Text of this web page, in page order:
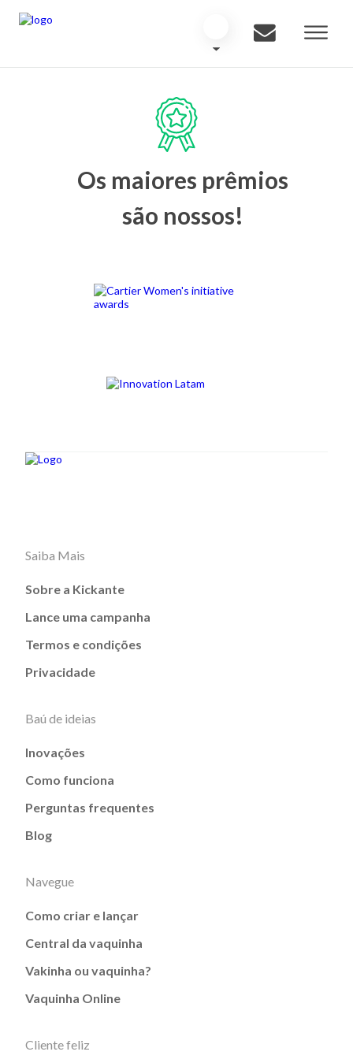
Os maiores prêmios
são nossos!
Saiba Mais
Sobre a Kickante
Lance uma campanha
Termos e condições
Privacidade
Baú de ideias
Inovações
Como funciona
Perguntas frequentes
Blog
Navegue
Como criar e lançar
Central da vaquinha
Vakinha ou vaquinha?
Vaquinha Online
Cliente feliz